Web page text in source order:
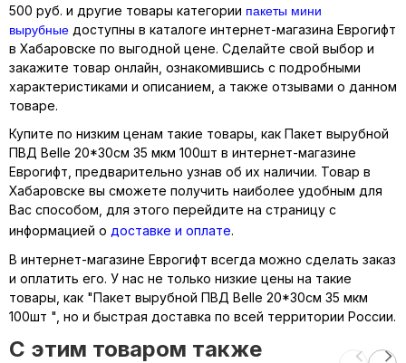
500 руб. и другие товары категории пакеты мини
вырубные доступны в каталоге интернет-магазина Еврогифт
в Хабаровске по выгодной цене. Сделайте свой выбор и
закажите товар онлайн, ознакомившись с подробными
характеристиками и описанием, а также отзывами о данном
товаре.
Купите по низким ценам такие товары, как Пакет вырубной
ПВД Belle 20*30см 35 мкм 100шт в интернет-магазине
Еврогифт, предварительно узнав об их наличии. Товар в
Хабаровске вы сможете получить наиболее удобным для
Вас способом, для этого перейдите на страницу с
информацией о доставке и оплате.
В интернет-магазине Еврогифт всегда можно сделать заказ
и оплатить его. У нас не только низкие цены на такие
товары, как "Пакет вырубной ПВД Belle 20*30см 35 мкм
100шт ", но и быстрая доставка по всей территории России.
C этим товаром также